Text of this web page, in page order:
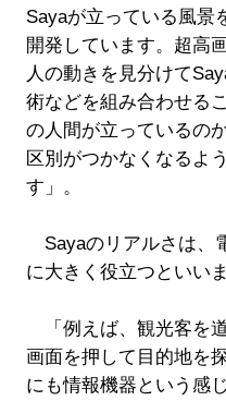
Sayaが立っている風景
開発しています。超高
人の動きを見分けて
術などを組み合わせる
の人間が立っているの
区別がつかなくなるよ
す」。
Sayaのリアルさは、
に大きく役立つといいま
「例えば、観光客を
画面を押して目的地を
にも情報機器という感